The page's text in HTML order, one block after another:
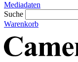
Mediadaten
Suche
Warenkorb